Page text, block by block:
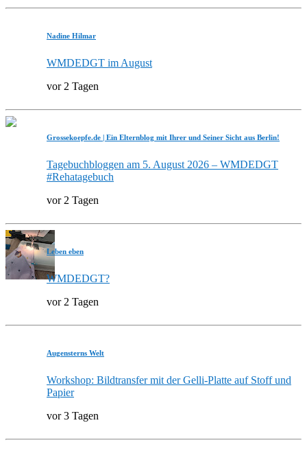
Nadine Hilmar
WMDEDGT im August
vor 2 Tagen
Grossekoepfe.de | Ein Elternblog mit Ihrer und Seiner Sicht aus Berlin!
Tagebuchbloggen am 5. August 2026 – WMDEDGT
#Rehatagebuch
vor 2 Tagen
Leben eben
WMDEDGT?
vor 2 Tagen
Augensterns Welt
Workshop: Bildtransfer mit der Gelli-Platte auf Stoff und
Papier
vor 3 Tagen